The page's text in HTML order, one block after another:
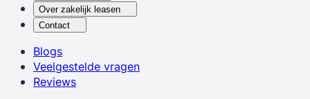
Over zakelijk leasen
Contact
Blogs
Veelgestelde vragen
Reviews